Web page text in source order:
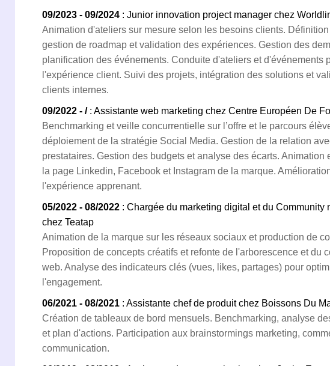
09/2023 - 09/2024 : Junior innovation project manager chez
Animation d'ateliers sur mesure selon les besoins clients.
gestion de roadmap et validation des expériences. Gestion des
planification des événements. Conduite d'ateliers et d'événements
l'expérience client. Suivi des projets, intégration des solutions et
clients internes.
09/2022 - /: Assistante web marketing chez Centre Européen De
Benchmarking et veille concurrentielle sur l’offre et le parcours
déploiement de la stratégie Social Media. Gestion de la relation
prestataires. Gestion des budgets et analyse des écarts. Animation
la page Linkedin, Facebook et Instagram de la marque.
l'expérience apprenant.
05/2022 - 08/2022 : Chargée du marketing digital et du Community
chez Teatap
Animation de la marque sur les réseaux sociaux et production de
Proposition de concepts créatifs et refonte de l'arborescence et du
web. Analyse des indicateurs clés (vues, likes, partages) pour
l'engagement.
06/2021 - 08/2021 : Assistante chef de produit chez Boissons Du
Création de tableaux de bord mensuels. Benchmarking, analyse
et plan d'actions. Participation aux brainstormings marketing,
communication.